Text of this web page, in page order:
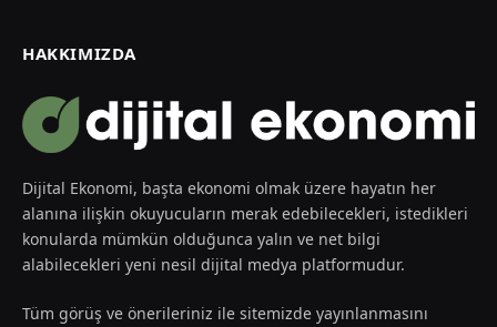
HAKKIMIZDA
Dijital Ekonomi, başta ekonomi olmak üzere hayatın her
alanına ilişkin okuyucuların merak edebilecekleri, istedikleri
konularda mümkün olduğunca yalın ve net bilgi
alabilecekleri yeni nesil dijital medya platformudur.
Tüm görüş ve önerileriniz ile sitemizde yayınlanmasını